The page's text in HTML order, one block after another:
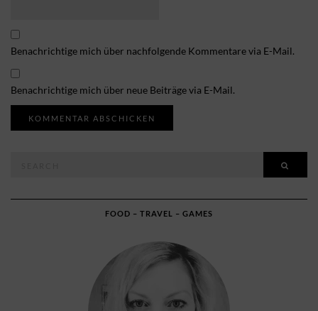
Benachrichtige mich über nachfolgende Kommentare via E-Mail.
Benachrichtige mich über neue Beiträge via E-Mail.
FOOD – TRAVEL – GAMES